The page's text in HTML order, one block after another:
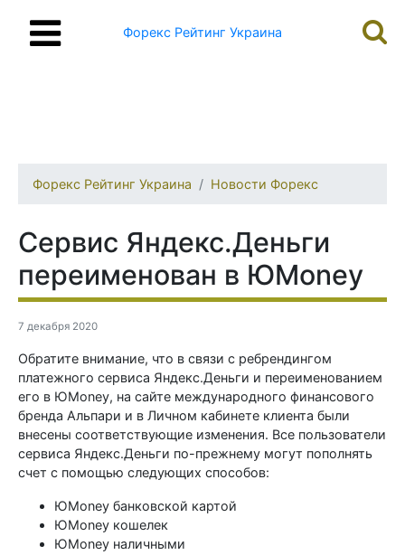
Форекс Рейтинг Украина
Форекс Рейтинг Украина Новости Форекс
Сервис Яндекс.Деньги
переименован в ЮMoney
7 декабря 2020
Обратите внимание, что в связи с ребрендингом
платежного сервиса Яндекс.Деньги и переименованием
его в ЮMoney, на сайте международного финансового
бренда Альпари и в Личном кабинете клиента были
внесены соответствующие изменения. Все пользователи
сервиса Яндекс.Деньги по-прежнему могут пополнять
счет с помощью следующих способов:
ЮMoney банковской картой
ЮMoney кошелек
ЮMoney наличными